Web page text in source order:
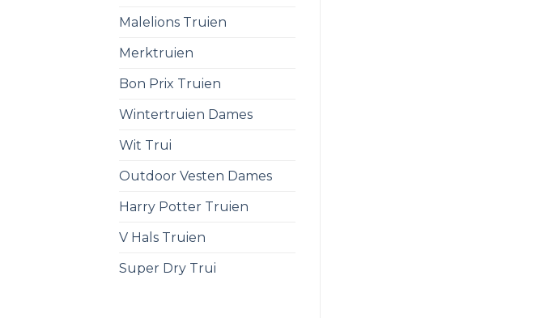
Malelions Truien
Merktruien
Bon Prix Truien
Wintertruien Dames
Wit Trui
Outdoor Vesten Dames
Harry Potter Truien
V Hals Truien
Super Dry Trui